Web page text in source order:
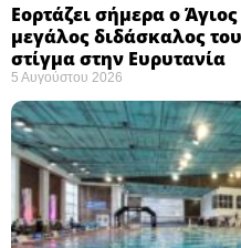
Εορτάζει σήμερα ο
μεγάλος διδάσκαλος
στίγμα στην Ευρυτανία
5 Αυγούστου 2026